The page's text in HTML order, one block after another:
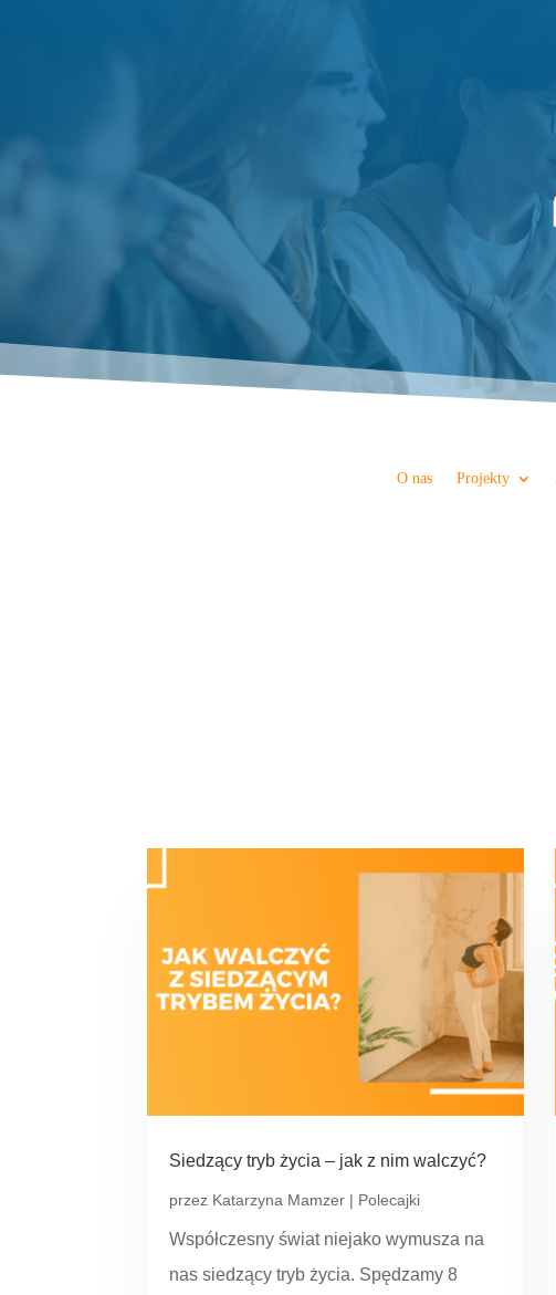
O nas Projekty
Siedzący tryb życia – jak z nim walczyć?
przez Katarzyna Mamzer | Polecajki
Współczesny świat niejako wymusza na
nas siedzący tryb życia. Spędzamy 8